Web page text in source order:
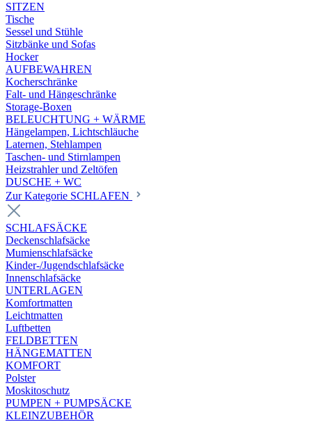
SITZEN
Tische
Sessel und Stühle
Sitzbänke und Sofas
Hocker
AUFBEWAHREN
Kocherschränke
Falt- und Hängeschränke
Storage-Boxen
BELEUCHTUNG + WÄRME
Hängelampen, Lichtschläuche
Laternen, Stehlampen
Taschen- und Stirnlampen
Heizstrahler und Zeltöfen
DUSCHE + WC
Zur Kategorie SCHLAFEN
SCHLAFSÄCKE
Deckenschlafsäcke
Mumienschlafsäcke
Kinder-/Jugendschlafsäcke
Innenschlafsäcke
UNTERLAGEN
Komfortmatten
Leichtmatten
Luftbetten
FELDBETTEN
HÄNGEMATTEN
KOMFORT
Polster
Moskitoschutz
PUMPEN + PUMPSÄCKE
KLEINZUBEHÖR